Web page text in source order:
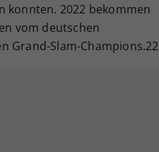
konnten. 2022 bekommen
vom deutschen
Grand-Slam-Champions.22